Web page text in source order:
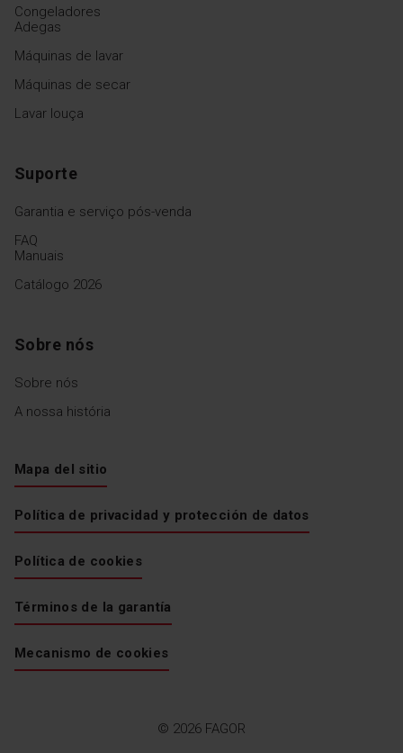
Congeladores
Adegas
Máquinas de lavar
Máquinas de secar
Lavar louça
Suporte
Garantia e serviço pós-venda
FAQ
Manuais
Catálogo 2026
Sobre nós
Sobre nós
A nossa história
© 2026 FAGOR
Mapa del sitio
Política de privacidad y protección de datos
Política de cookies
Términos de la garantía
Mecanismo de cookies